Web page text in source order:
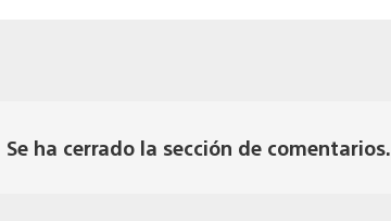
Se ha cerrado la sección de comentarios.